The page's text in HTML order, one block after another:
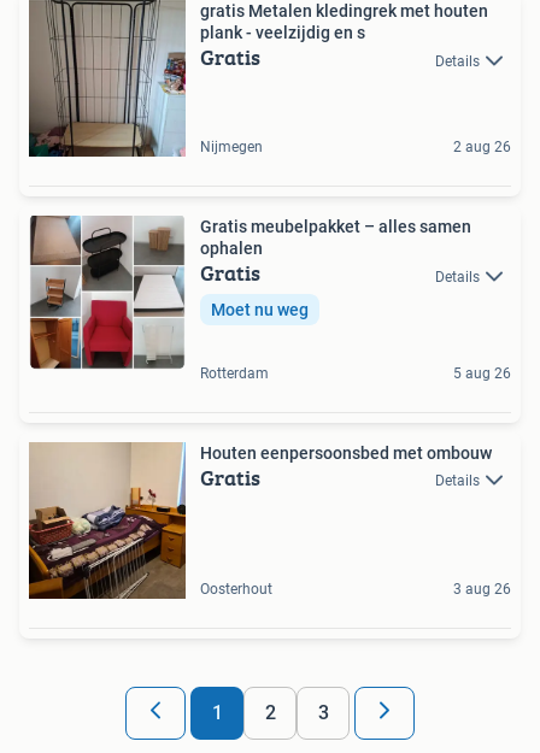
gratis Metalen kledingrek met houten
plank - veelzijdig en s
Gratis Details
Nijmegen 2 aug 26
Gratis meubelpakket – alles samen
ophalen
Gratis Details
Moet nu weg
Rotterdam 5 aug 26
Houten eenpersoonsbed met ombouw
Gratis Details
Oosterhout 3 aug 26
1 2 3